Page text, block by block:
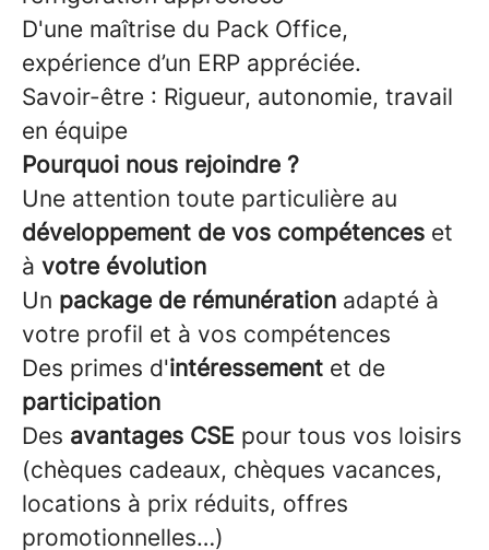
D'une maîtrise du Pack Office,
expérience d’un ERP appréciée.
Savoir-être : Rigueur, autonomie, travail
en équipe
Pourquoi nous rejoindre ?
Une attention toute particulière au
développement de vos compétences et
à votre évolution
Un package de rémunération adapté à
votre profil et à vos compétences
Des primes d'intéressement et de
participation
Des avantages CSE pour tous vos loisirs
(chèques cadeaux, chèques vacances,
locations à prix réduits, offres
promotionnelles…)